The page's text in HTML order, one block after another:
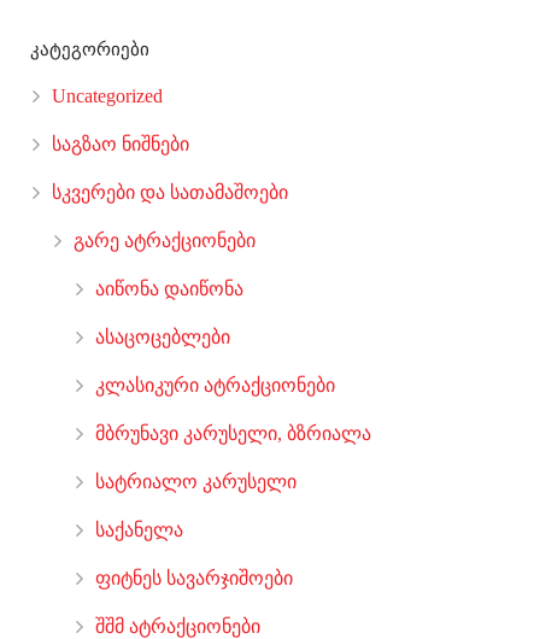
კატეგორიები
Uncategorized
საგზაო ნიშნები
სკვერები და სათამაშოები
გარე ატრაქციონები
აიწონა დაიწონა
ასაცოცებლები
კლასიკური ატრაქციონები
მბრუნავი კარუსელი, ბზრიალა
სატრიალო კარუსელი
საქანელა
ფიტნეს სავარჯიშოები
შშმ ატრაქციონები